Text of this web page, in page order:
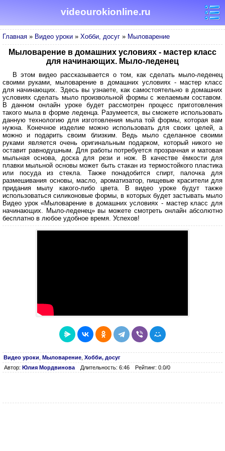
videourokionline.ru
Главная » Видео уроки » Хобби, досуг » Мыловарение
Мыловарение в домашних условиях - мастер класс
для начинающих. Мыло-леденец
В этом видео рассказывается о том, как сделать мыло-леденец
своими руками, мыловарение в домашних условиях - мастер класс
для начинающих. Здесь вы узнаете, как самостоятельно в домашних
условиях сделать мыло произвольной формы с желаемым составом.
В данном онлайн уроке будет рассмотрен процесс приготовления
такого мыла в форме леденца. Разумеется, вы сможете использовать
данную технологию для изготовления мыла той формы, которая вам
нужна. Конечное изделие можно использовать для своих целей, а
можно и подарить своим близким. Ведь мыло сделанное своими
руками является очень оригинальным подарком, который никого не
оставит равнодушным. Для работы потребуется прозрачная и матовая
мыльная основа, доска для рези и нож. В качестве ёмкости для
плавки мыльной основы может быть стакан из термостойкого пластика
или посуда из стекла. Также понадобится спирт, палочка для
размешивания основы, масло, ароматизатор, пищевые красители для
придания мылу какого-либо цвета. В видео уроке будут также
использоваться силиконовые формы, в которых будет застывать мыло
Видео урок «Мыловарение в домашних условиях - мастер класс для
начинающих. Мыло-леденец» вы можете смотреть онлайн абсолютно
бесплатно в любое удобное время. Успехов!
Видео уроки Мыловарение Хобби, досуг
Автор: Юлия Мордвинова Длительность: 6:46 Рейтинг: 0.0/0